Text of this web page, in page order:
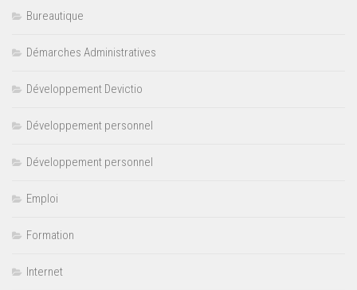
Bureautique
Démarches Administratives
Développement Devictio
Développement personnel
Développement personnel
Emploi
Formation
Internet